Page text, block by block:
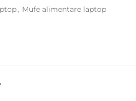
, Mufe alimentare laptop